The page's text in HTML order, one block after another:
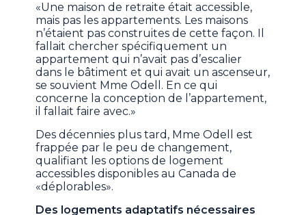
«Une maison de retraite était accessible,
mais pas les appartements. Les maisons
n’étaient pas construites de cette façon. Il
fallait chercher spécifiquement un
appartement qui n’avait pas d’escalier
dans le bâtiment et qui avait un ascenseur,
se souvient Mme Odell. En ce qui
concerne la conception de l’appartement,
il fallait faire avec.»
Des décennies plus tard, Mme Odell est
frappée par le peu de changement,
qualifiant les options de logement
accessibles disponibles au Canada de
«déplorables».
Des logements adaptatifs nécessaires